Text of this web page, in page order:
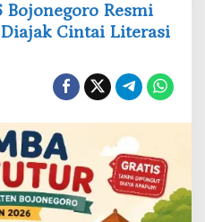
Resmi
Cintai Literasi